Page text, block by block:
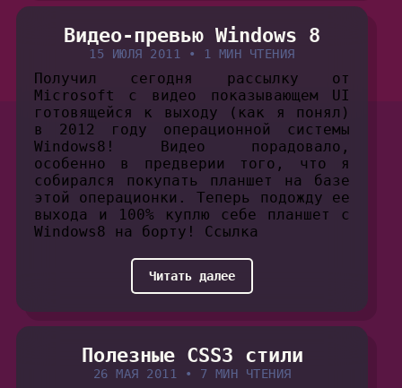
Видео-превью Windows 8
15 ИЮЛЯ 2011 • 1 МИН ЧТЕНИЯ
Получил сегодня рассылку от
Microsoft с видео показывающем UI
готовящейся к выходу (как я понял)
в 2012 году операционной системы
Windows8! Видео порадовало,
особенно в предверии того, что я
собирался покупать планшет на базе
этой операционки. Теперь подожду ее
выхода и 100% куплю себе планшет с
Windows8 на борту! Ссылка
Читать далее
Полезные CSS3 стили
26 МАЯ 2011 • 7 МИН ЧТЕНИЯ